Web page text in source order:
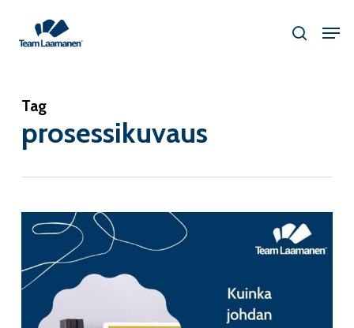
Tag
prosessikuvaus
Kuinka
johdan
prosesseja
tiedolla
OSA